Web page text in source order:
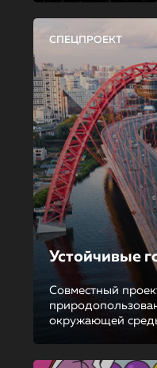
СПЕЦПРОЕКТ
Устойчивые
Совместный
окружающей